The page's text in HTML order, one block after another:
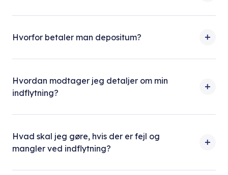
Hvorfor betaler man depositum?
Hvordan modtager jeg detaljer om min
indflytning?
Hvad skal jeg gøre, hvis der er fejl og
mangler ved indflytning?